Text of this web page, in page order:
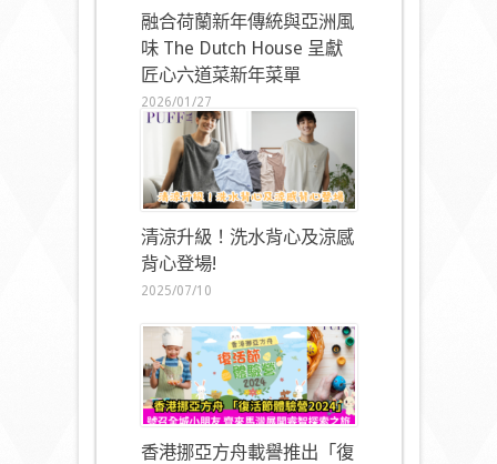
融合荷蘭新年傳統與亞洲風
味 The Dutch House 呈獻
匠心六道菜新年菜單
2026/01/27
清涼升級！洗水背心及涼感
背心登場!
2025/07/10
香港挪亞方舟載譽推出「復